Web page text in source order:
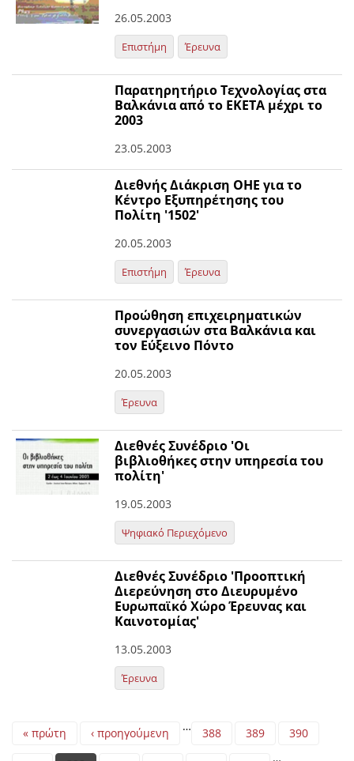
26.05.2003
Επιστήμη Έρευνα
Παρατηρητήριο Τεχνολογίας στα
Βαλκάνια από το ΕΚΕΤΑ μέχρι το
2003
23.05.2003
Διεθνής Διάκριση ΟΗΕ για το
Κέντρο Εξυπηρέτησης του
Πολίτη '1502'
20.05.2003
Επιστήμη Έρευνα
Προώθηση επιχειρηματικών
συνεργασιών στα Βαλκάνια και
τον Εύξεινο Πόντο
20.05.2003
Έρευνα
Διεθνές Συνέδριο 'Οι
βιβλιοθήκες στην υπηρεσία του
πολίτη'
19.05.2003
Ψηφιακό Περιεχόμενο
Διεθνές Συνέδριο 'Προοπτική
Διερεύνηση στο Διευρυμένο
Ευρωπαϊκό Χώρο Έρευνας και
Καινοτομίας'
13.05.2003
Έρευνα
Pages
« πρώτη ‹ προηγούμενη … 388 389 390
…